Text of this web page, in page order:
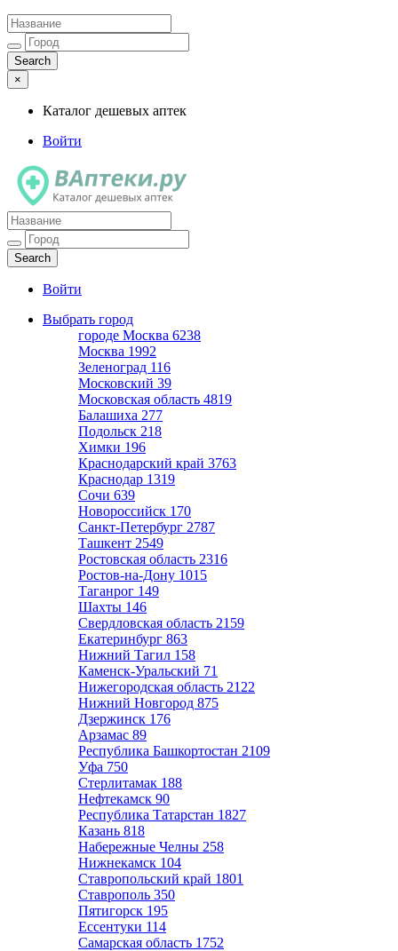
×
Каталог дешевых аптек
Войти
Каталог дешевых аптек
Войти
Выбрать город
городе Москва 6238
Москва 1992
Зеленоград 116
Московский 39
Московская область 4819
Балашиха 277
Подольск 218
Химки 196
Краснодарский край 3763
Краснодар 1319
Сочи 639
Новороссийск 170
Санкт-Петербург 2787
Ташкент 2549
Ростовская область 2316
Ростов-на-Дону 1015
Таганрог 149
Шахты 146
Свердловская область 2159
Екатеринбург 863
Нижний Тагил 158
Каменск-Уральский 71
Нижегородская область 2122
Нижний Новгород 875
Дзержинск 176
Арзамас 89
Республика Башкортостан 2109
Уфа 750
Стерлитамак 188
Нефтекамск 90
Республика Татарстан 1827
Казань 818
Набережные Челны 258
Нижнекамск 104
Ставропольский край 1801
Ставрополь 350
Пятигорск 195
Ессентуки 114
Самарская область 1752